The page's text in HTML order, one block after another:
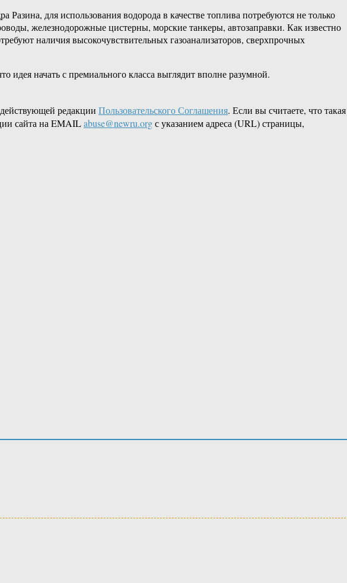
для использования водорода в качестве топлива потребуются не только
железнодорожные цистерны, морские танкеры, автозаправки. Как известно
наличия высокочувствительных газоанализаторов, сверхпрочных
начать с премиального класса выглядит вполне разумной.
редакции Пользовательского Соглашения. Если вы считаете, что такая
сайта на EMAILabuse@newru.orgс указанием адреса (URL) страницы,